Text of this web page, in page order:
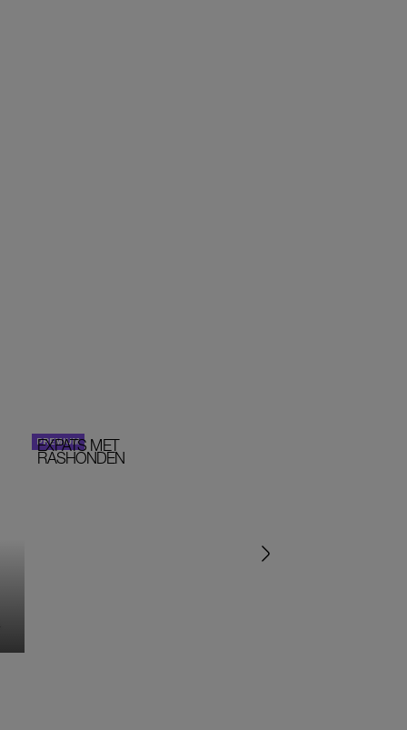
EXPATS MET
RASHONDEN